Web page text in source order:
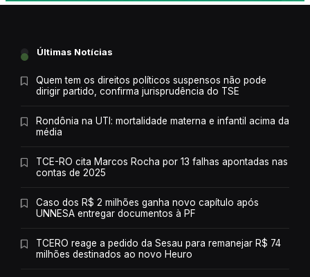
Últimas Notícias
Quem tem os direitos políticos suspensos não pode
dirigir partido, confirma jurisprudência do TSE
Rondônia na UTI: mortalidade materna e infantil acima da
média
TCE-RO cita Marcos Rocha por 13 falhas apontadas nas
contas de 2025
Caso dos R$ 2 milhões ganha novo capítulo após
UNNESA entregar documentos à PF
TCERO reage a pedido da Sesau para remanejar R$ 74
milhões destinados ao novo Heuro